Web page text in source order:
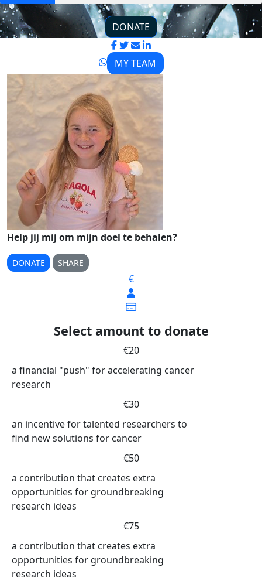
DONATE
MY TEAM
Help jij mij om mijn doel te behalen?
DONATE SHARE
€
Select amount to donate
€20
a financial "push" for accelerating cancer
research
€30
an incentive for talented researchers to
find new solutions for cancer
€50
a contribution that creates extra
opportunities for groundbreaking
research ideas
€75
a contribution that creates extra
opportunities for groundbreaking
research ideas